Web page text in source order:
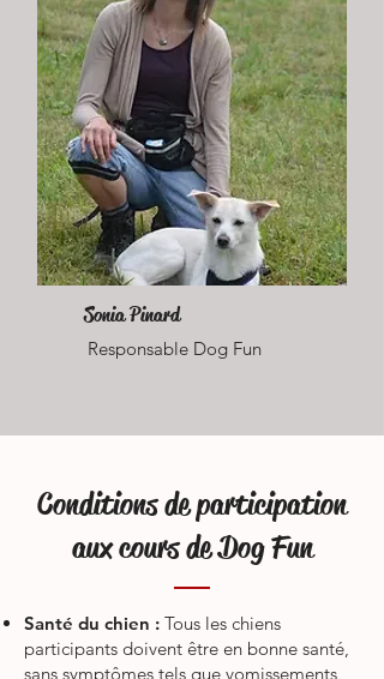
Sonia Pinard
Responsable Dog Fun
Conditions de participation
aux cours de Dog Fun
Santé du chien : Tous les chiens
participants doivent être en bonne santé,
sans symptômes tels que vomissements,